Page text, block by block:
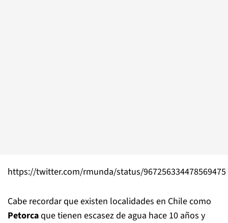
https://twitter.com/rmunda/status/967256334478569475
Cabe recordar que existen localidades en Chile como
Petorcaque tienen escasez de agua hace 10 años y